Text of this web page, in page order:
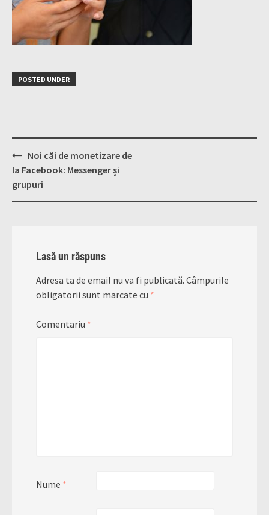
POSTED UNDER
Post
navigation
Noi căi de monetizare de
la Facebook: Messenger și
grupuri
Lasă un răspuns
Adresa ta de email nu va fi publicată. Câmpurile
obligatorii sunt marcate cu *
Comentariu *
Nume *